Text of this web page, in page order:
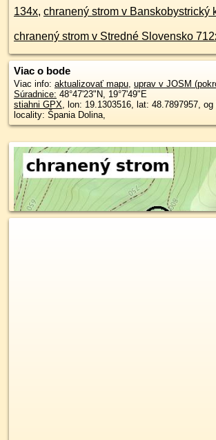
134x, chranený strom v Banskobystrický
chranený strom v Stredné Slovensko
Viac o bode
Viac info: aktualizovať mapu, uprav v JOSM
Súradnice: 48°47'23"N, 19°7'49"E
stiahni GPX, lon: 19.1303516, lat: 48.7897957,
locality: Špania Dolina,